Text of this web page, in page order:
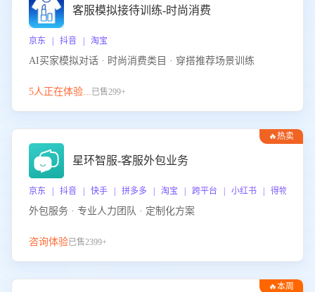
客服模拟接待训练-时尚消费
京东 | 抖音 | 淘宝
AI买家模拟对话 · 时尚消费类目 · 穿搭推荐场景训练
5人正在体验...已售299+
🔥热卖
星环智服-客服外包业务
京东 | 抖音 | 快手 | 拼多多 | 淘宝 | 跨平台 | 小红书 | 得物 | 企
外包服务 · 专业人力团队 · 定制化方案
咨询体验已售2399+
🔥本周